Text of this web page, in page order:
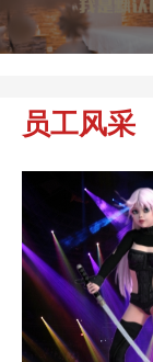
员工风采